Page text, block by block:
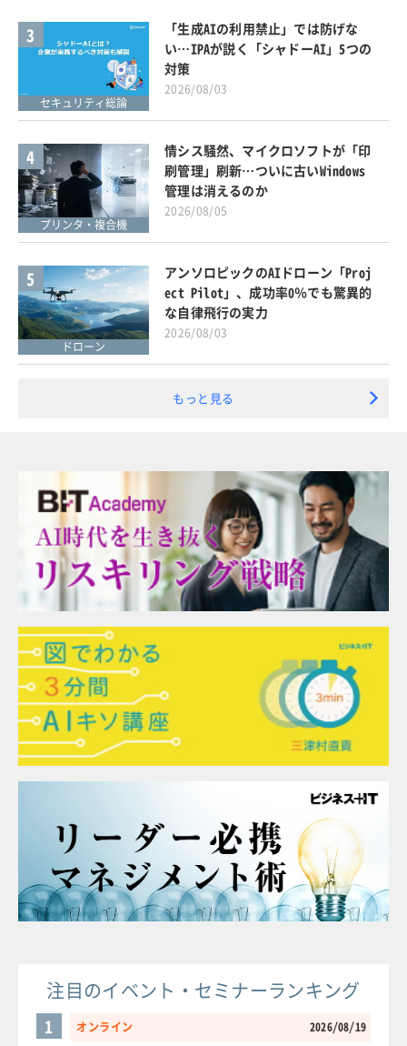
3
セキュリティ総論
「生成AIの利用禁止」では防げな
い…IPAが説く「シャドーAI」5つの
対策
2026/08/03
4
プリンタ・複合機
情シス騒然、マイクロソフトが「印
刷管理」刷新…ついに古いWindows
管理は消えるのか
2026/08/05
5
ドローン
アンソロピックのAIドローン「Proj
ect Pilot」、成功率0％でも驚異的
な自律飛行の実力
2026/08/03
もっと見る
注目のイベント・セミナーランキング
オンライン 2026/08/19
1